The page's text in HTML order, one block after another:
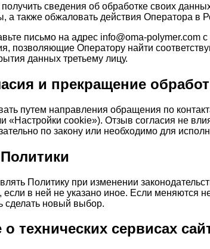
сведения об обработке своих
а также обжаловать действия Оператора в
письмо на адрес info@oma-polymer.com
позволяющие Оператору найти
данных третьему лицу.
и прекращение
путем направления обращения по
«Настройки cookie»). Отзыв согласия не
по закону или необходимо для
Политику при изменении
в ней не указано иное. Если меняются
сделать новый выбор.
о технических сервисах